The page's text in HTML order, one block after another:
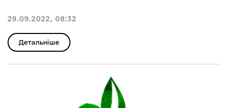
29.09.2022, 08:32
Детальніше